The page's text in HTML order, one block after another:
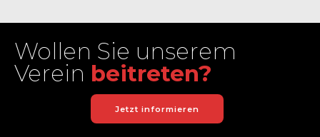
Wollen Sie unserem
Verein beitreten?
Jetzt informieren